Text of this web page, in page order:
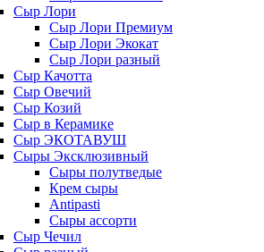
Сыр Лори
Сыр Лори Премиум
Сыр Лори Экокат
Сыр Лори разный
Сыр Качотта
Сыр Овечий
Сыр Козий
Сыр в Керамике
Сыр ЭКОТАВУШ
Сыры Эксклюзивный
Сыры полутведые
Крем сыры
Antipasti
Сыры ассорти
Сыр Чечил